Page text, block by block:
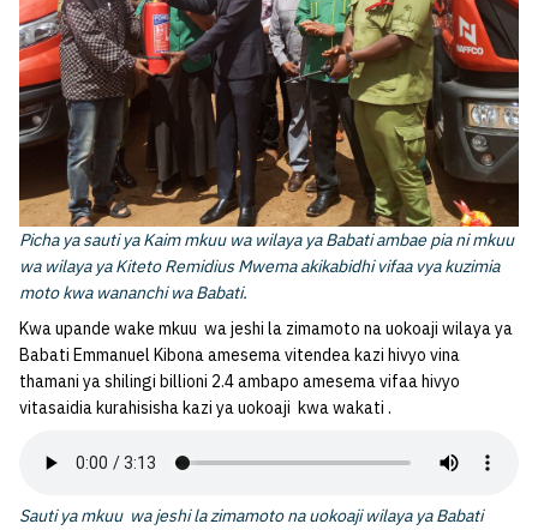
Picha ya sauti ya Kaim mkuu wa wilaya ya Babati ambae pia ni mkuu
wa wilaya ya Kiteto Remidius Mwema akikabidhi vifaa vya kuzimia
moto kwa wananchi wa Babati.
Kwa upande wake mkuu wa jeshi la zimamoto na uokoaji wilaya ya
Babati Emmanuel Kibona amesema vitendea kazi hivyo vina
thamani ya shilingi billioni 2.4 ambapo amesema vifaa hivyo
vitasaidia kurahisisha kazi ya uokoaji kwa wakati .
Sauti ya mkuu wa jeshi la zimamoto na uokoaji wilaya ya Babati